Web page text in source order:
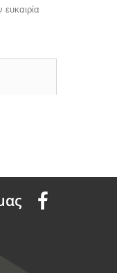
ευκαιρία